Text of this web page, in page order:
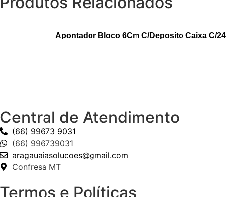
Apontador Bloco 6Cm C/Deposito Caixa C/
Central de Atendimento
(66) 99673 9031
(66) 996739031
aragauaiasolucoes@gmail.com
Confresa MT
Termos e Políticas